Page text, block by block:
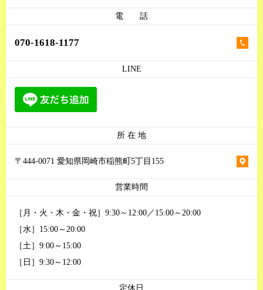
電 話
070-1618-1177
LINE
所 在 地
〒444-0071 愛知県岡崎市稲熊町5丁目155
営業時間
［月・火・木・金・祝］9:30～12:00／15:00～20:00
［水］15:00～20:00
［土］9:00～15:00
［日］9:30～12:00
定休日